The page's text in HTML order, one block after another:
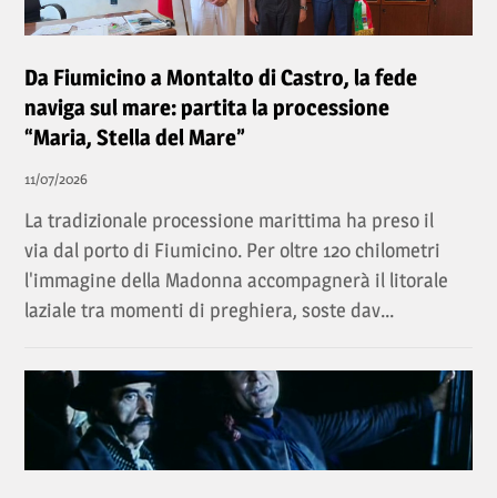
Da Fiumicino a Montalto di Castro, la fede
naviga sul mare: partita la processione
“Maria, Stella del Mare”
11/07/2026
La tradizionale processione marittima ha preso il
via dal porto di Fiumicino. Per oltre 120 chilometri
l'immagine della Madonna accompagnerà il litorale
laziale tra momenti di preghiera, soste dav...